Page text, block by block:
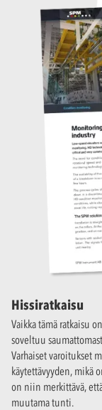
Hissiratkaisu
Vaikka tämä ratkaisu
soveltuu
Varhaiset varoitukset
käytettävyyden, mikä
on niin merkittävä,
muutama tunti.